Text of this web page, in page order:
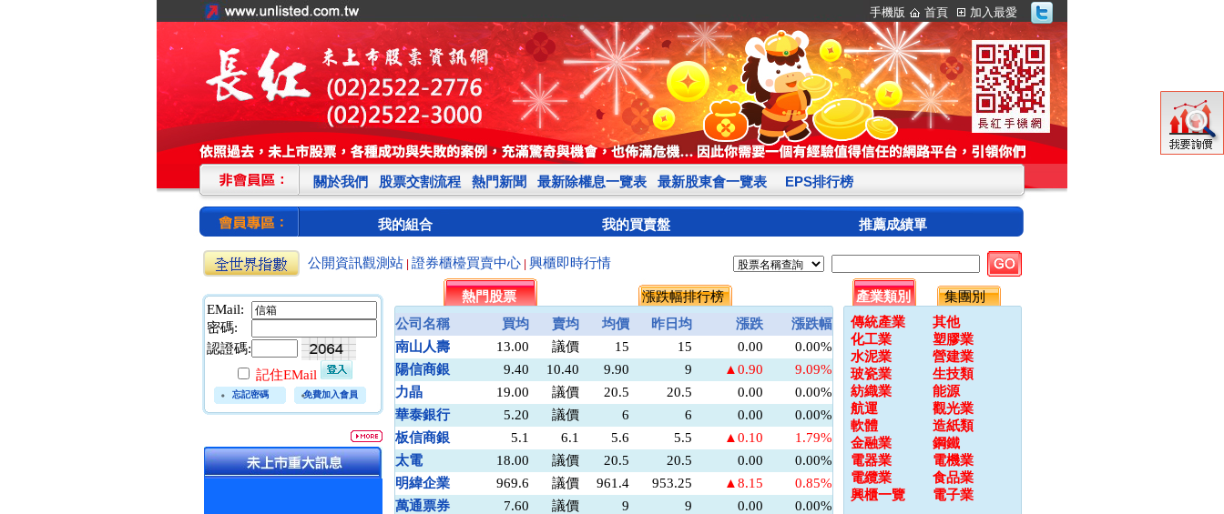
手機版 首頁 加入最愛
關於我們 股票交割流程 熱門新聞 最新除權息一覽表 最新股東會一覽表 EPS排行榜
我的組合 我的買賣盤 推薦成績單
公開資訊觀測站 證券櫃檯買賣中心 興櫃即時行情
EMail:
密碼:
認證碼:
記住EMail
忘記密碼 免費加入會員
熱門股票
漲跌幅排行榜
公司名稱
買均 賣均 均價 昨日均 漲跌
漲跌幅
南山人壽
13.00 議價 15 15 0.00
0.00%
陽信商銀
9.40 10.40 9.90 9 ▲0.90
9.09%
力晶
19.00 議價 20.5 20.5 0.00
0.00%
華泰銀行
5.20 議價 6 6 0.00
0.00%
板信商銀
5.1 6.1 5.6 5.5 ▲0.10
1.79%
太電
18.00 議價 20.5 20.5 0.00
0.00%
明緯企業
969.6 議價 961.4 953.25 ▲8.15
0.85%
萬通票券
7.60 議價 9 9 0.00
0.00%
產業類別
集團別
傳統產業
其他
化工業
塑膠業
水泥業
營建業
玻瓷業
生技類
紡織業
能源
航運
觀光業
軟體
造紙類
金融業
鋼鐵
電器業
電機業
電纜業
食品業
興櫃一覽
電子業